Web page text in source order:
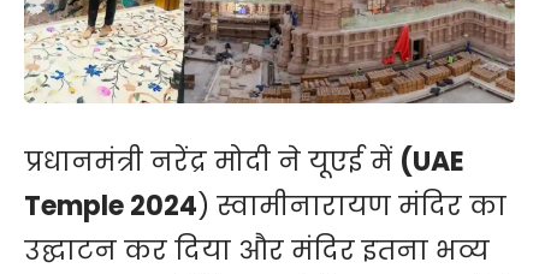
प्रधानमंत्री नरेंद्र मोदी ने यूएई में (UAE
Temple 2024) स्वामीनारायण मंदिर का
उद्घाटन कर दिया और मंदिर इतना भव्य